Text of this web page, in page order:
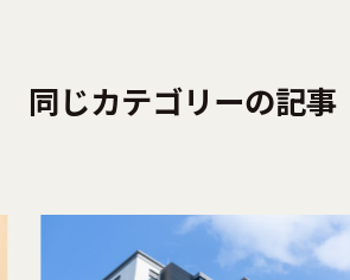
同じカテゴリーの記事